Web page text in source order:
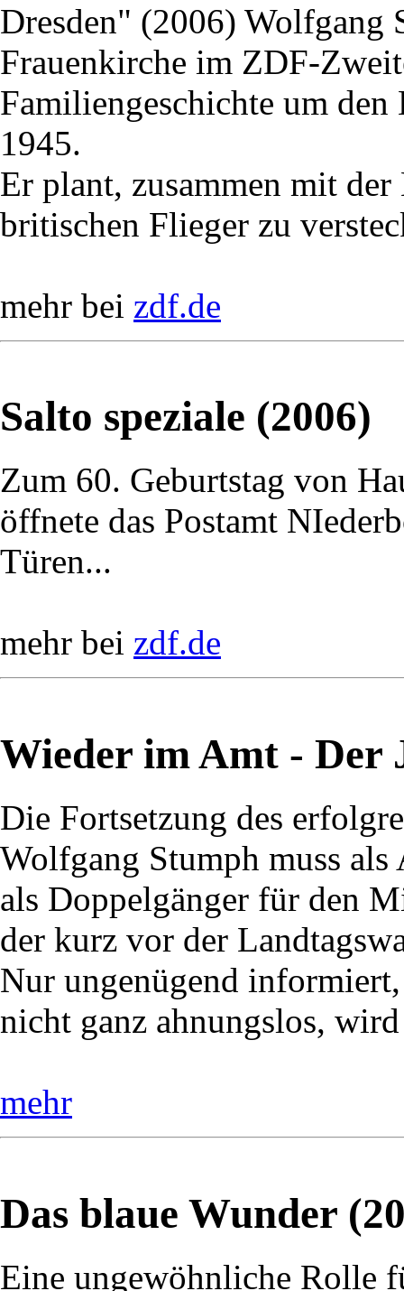
Dresden" (2006) Wolfgang
Frauenkirche im ZDF-
Familiengeschichte um
1945.
Er plant, zusammen mit
britischen Flieger zu
mehr bei zdf.de
Salto speziale (2006)
Zum 60. Geburtstag von
öffnete das Postamt
Türen...
mehr bei zdf.de
Wieder im Amt - Der
Die Fortsetzung des
Wolfgang Stumph muss
als Doppelgänger für den
der kurz vor der
Nur ungenügend
nicht ganz ahnungslos,
mehr
Das blaue Wunder
Eine ungewöhnliche Rolle